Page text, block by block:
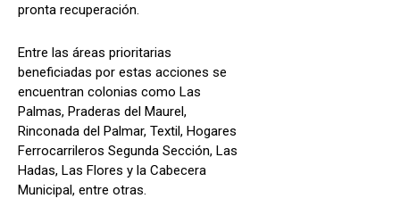
pronta recuperación.
Entre las áreas prioritarias
beneficiadas por estas acciones se
encuentran colonias como Las
Palmas, Praderas del Maurel,
Rinconada del Palmar, Textil, Hogares
Ferrocarrileros Segunda Sección, Las
Hadas, Las Flores y la Cabecera
Municipal, entre otras.